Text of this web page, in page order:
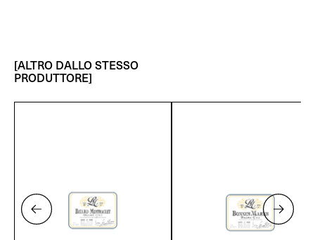
[ALTRO DALLO STESSO
PRODUTTORE]